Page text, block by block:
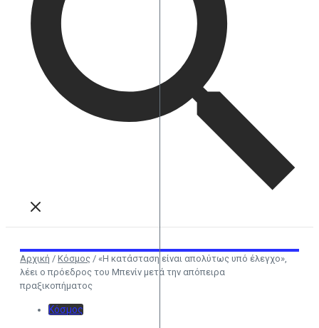
Αρχική / Κόσμος / «Η κατάσταση είναι απολύτως υπό έλεγχο»,
λέει ο πρόεδρος του Μπενίν μετά την απόπειρα
πραξικοπήματος
Κόσμος